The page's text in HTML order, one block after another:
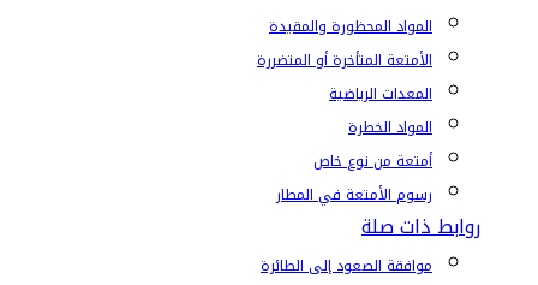
المواد المحظورة والمقيدة
الأمتعة المتأخرة أو المتضررة
المعدات الرياضية
المواد الخطرة
أمتعة من نوع خاص
رسوم الأمتعة في المطار
روابط ذات صلة
موافقة الصعود إلى الطائرة